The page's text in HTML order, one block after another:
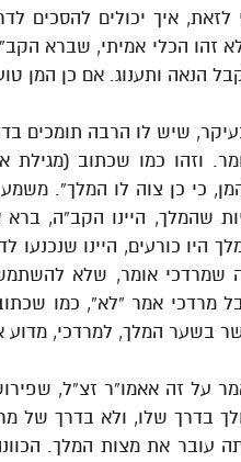
לזאת, איך יכולים להסכים
זהו הכלי אמיתי, שברא
הנאה ותענוג. אם כן המן
שיש לו הרבה תומכים
וזהו כמו שכתוב (מגילת
כי כן צוה לו המלך”.
שהמלך, היינו הקב”ה,
היו כורעים, היינו
שמרדכי אומר, שלא להשתמש
מרדכי אמר “לא”, כמו
בשער המלך, למרדכי, מדוע
על זה אאמו”ר זצ”ל,
בדרך שלו, ולא בדרך של
עובר את מצות המלך.